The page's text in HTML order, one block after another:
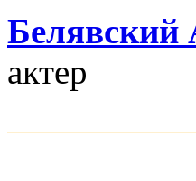
Белявский
актер